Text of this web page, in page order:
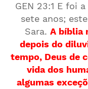
GEN 23:1 E foi
sete anos;
Sara. A bíblia
depois do
tempo, Deus de
vida dos
algumas